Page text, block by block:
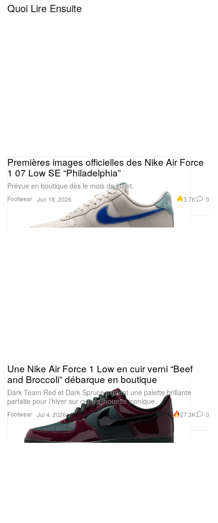
Quoi Lire Ensuite
Footwear
Premières images officielles des Nike Air Force
1 07 Low SE “Philadelphia”
Prévue en boutique dès le mois de juillet.
Jun 18, 2026 3.7K 0
Footwear
Une Nike Air Force 1 Low en cuir verni “Beef
and Broccoli” débarque en boutique
Dark Team Red et Dark Spruce signent une palette brillante
parfaite pour l’hiver sur cette silhouette iconique.
Jul 4, 2026 27.3K 0